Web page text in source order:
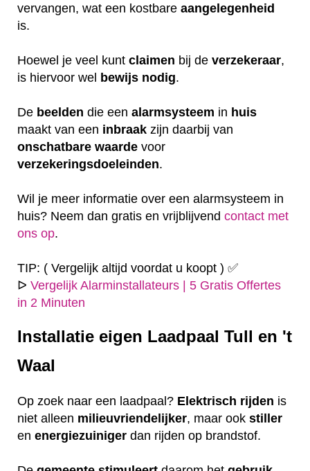
vervangen, wat een kostbare aangelegenheid
is.
Hoewel je veel kunt claimen bij de verzekeraar,
is hiervoor wel bewijs nodig.
De beelden die een alarmsysteem in huis
maakt van een inbraak zijn daarbij van
onschatbare waarde voor
verzekeringsdoeleinden.
Wil je meer informatie over een alarmsysteem in
huis? Neem dan gratis en vrijblijvend contact met
ons op.
TIP: ( Vergelijk altijd voordat u koopt ) ✅
ᐅ Vergelijk Alarminstallateurs | 5 Gratis Offertes
in 2 Minuten
Installatie eigen Laadpaal Tull en 't
Waal
Op zoek naar een laadpaal? Elektrisch rijden is
niet alleen milieuvriendelijker, maar ook stiller
en energiezuiniger dan rijden op brandstof.